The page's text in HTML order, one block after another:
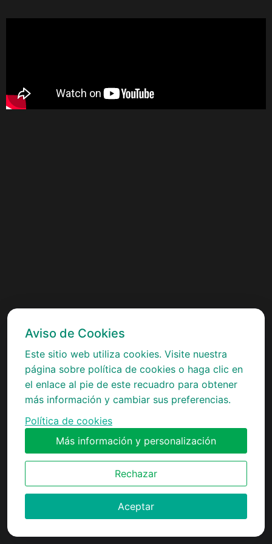
Aviso de Cookies
Este sitio web utiliza cookies. Visite nuestra
página sobre política de cookies o haga clic en
el enlace al pie de este recuadro para obtener
más información y cambiar sus preferencias.
Política de cookies
Más información y personalización
Rechazar
Aceptar